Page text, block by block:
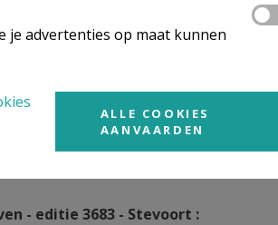
:
- editie 3683 - Stevoort :
je advertenties op maat kunnen
ALLE COOKIES
AANVAARDEN